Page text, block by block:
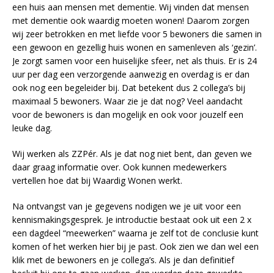
een huis aan mensen met dementie. Wij vinden dat mensen
met dementie ook waardig moeten wonen! Daarom zorgen
wij zeer betrokken en met liefde voor 5 bewoners die samen in
een gewoon en gezellig huis wonen en samenleven als ‘gezin’.
Je zorgt samen voor een huiselijke sfeer, net als thuis. Er is 24
uur per dag een verzorgende aanwezig en overdag is er dan
ook nog een begeleider bij. Dat betekent dus 2 collega’s bij
maximaal 5 bewoners. Waar zie je dat nog? Veel aandacht
voor de bewoners is dan mogelijk en ook voor jouzelf een
leuke dag.
Wij werken als ZZPér. Als je dat nog niet bent, dan geven we
daar graag informatie over. Ook kunnen medewerkers
vertellen hoe dat bij Waardig Wonen werkt.
Na ontvangst van je gegevens nodigen we je uit voor een
kennismakingsgesprek. Je introductie bestaat ook uit een 2 x
een dagdeel “meewerken” waarna je zelf tot de conclusie kunt
komen of het werken hier bij je past. Ook zien we dan wel een
klik met de bewoners en je collega’s. Als je dan definitief